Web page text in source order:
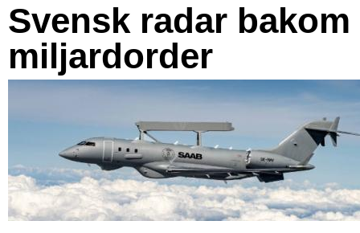
Svensk radar bakom
miljardorder